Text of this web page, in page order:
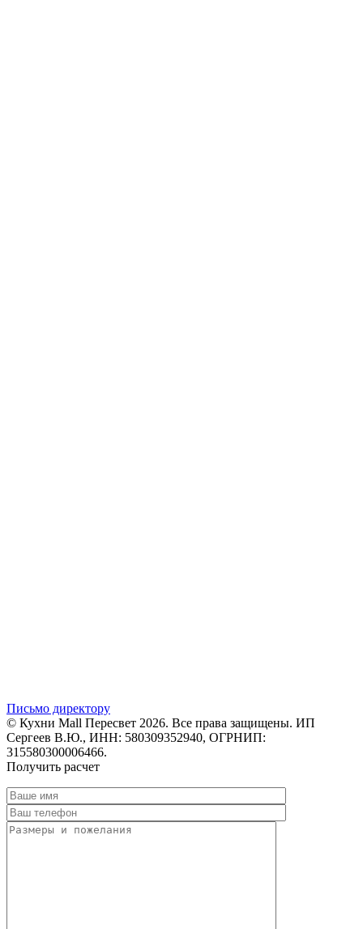
Письмо директору
© Кухни Mall Пересвет 2026. Все права защищены. ИП
Сергеев В.Ю., ИНН: 580309352940, ОГРНИП:
315580300006466.
Получить расчет